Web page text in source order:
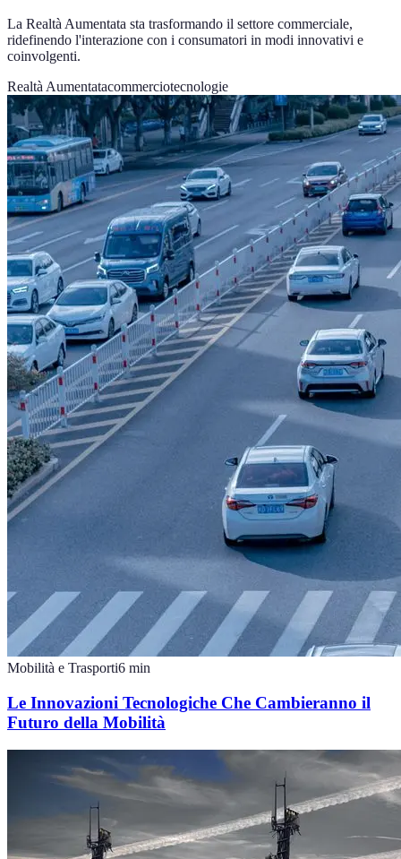
La Realtà Aumentata sta trasformando il settore commerciale,
ridefinendo l'interazione con i consumatori in modi innovativi e
coinvolgenti.
Realtà Aumentatacommerciotecnologie
Mobilità e Trasporti6 min
Le Innovazioni Tecnologiche Che Cambieranno il
Futuro della Mobilità